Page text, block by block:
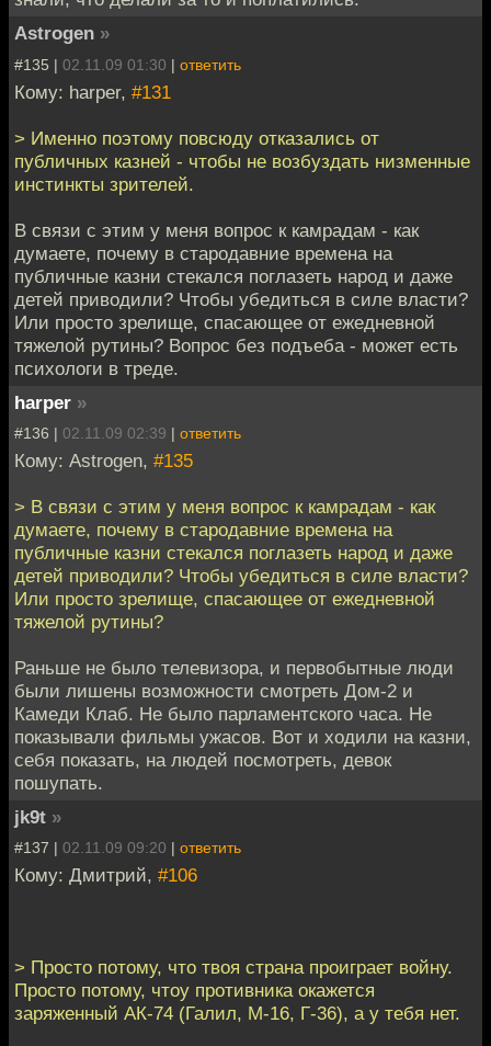
Astrogen »
#135 | 02.11.09 01:30 | ответить
Кому: harper, #131
> Именно поэтому повсюду отказались от
публичных казней - чтобы не возбуздать низменные
инстинкты зрителей.
В связи с этим у меня вопрос к камрадам - как
думаете, почему в стародавние времена на
публичные казни стекался поглазеть народ и даже
детей приводили? Чтобы убедиться в силе власти?
Или просто зрелище, спасающее от ежедневной
тяжелой рутины? Вопрос без подъеба - может есть
психологи в треде.
harper »
#136 | 02.11.09 02:39 | ответить
Кому: Astrogen, #135
> В связи с этим у меня вопрос к камрадам - как
думаете, почему в стародавние времена на
публичные казни стекался поглазеть народ и даже
детей приводили? Чтобы убедиться в силе власти?
Или просто зрелище, спасающее от ежедневной
тяжелой рутины?
Раньше не было телевизора, и первобытные люди
были лишены возможности смотреть Дом-2 и
Камеди Клаб. Не было парламентского часа. Не
показывали фильмы ужасов. Вот и ходили на казни,
себя показать, на людей посмотреть, девок
пошупать.
jk9t »
#137 | 02.11.09 09:20 | ответить
Кому: Дмитрий, #106
> Просто потому, что твоя страна проиграет войну.
Просто потому, чтоу противника окажется
заряженный АК-74 (Галил, М-16, Г-36), а у тебя нет.